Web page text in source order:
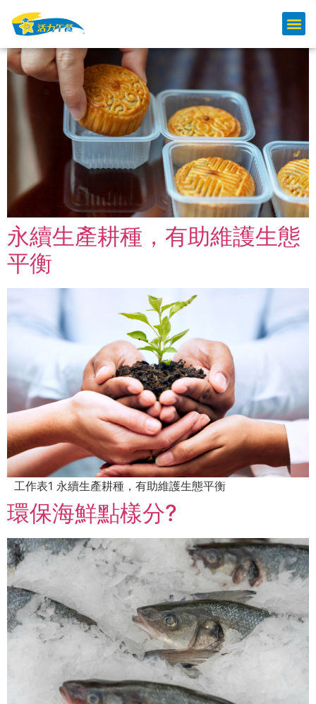
永續生產耕種，有助維護生態
平衡
工作表1 永續生產耕種，有助維護生態平衡
環保海鮮點樣分?